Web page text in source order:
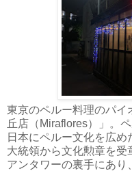
東京のペルー料理のパイ
丘店（Miraflores）」。
日本にペルー文化を広
大統領から文化勲章を受
アンタワーの裏手にあ